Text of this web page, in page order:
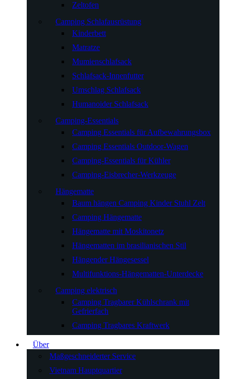
Zeltofen
Camping Schlafausrüstung
Kinderbett
Matratze
Mumienschlafsack
Schlafsack-Innenfutter
Umschlag Schlafsack
Humanoider Schlafsack
Camping-Essentials
Camping Essentials für Aufbewahrungsbox
Camping Essentials Outdoor-Wagen
Camping-Essentials für Kühler
Camping-Eisbrecher-Werkzeuge
Hängematte
Baum hängen Camping Kinder Stuhl Zelt
Camping Hängematte
Hängematte mit Moskitonetz
Hängematten im brasilianischen Stil
Hängender Hängesessel
Multifunktions-Hängematten-Unterdecke
Camping elektrisch
Camping Tragbarer Kühlschrank mit
Gefrierfach
Camping Tragbares Kraftwerk
Über
Maßgeschneiderter Service
Vietnam Hauptquartier